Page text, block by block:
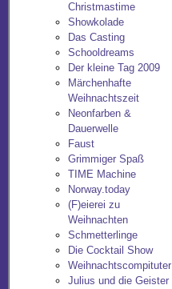
Christmastime
Showkolade
Das Casting
Schooldreams
Der kleine Tag 2009
Märchenhafte
Weihnachtszeit
Neonfarben &
Dauerwelle
Faust
Grimmiger Spaß
TIME Machine
Norway.today
(F)eierei zu
Weihnachten
Schmetterlinge
Die Cocktail Show
Weihnachtscompituter
Julius und die Geister